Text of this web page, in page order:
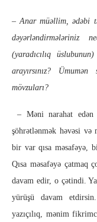
– Anar müəllim, ədəbi
dəyərləndirmələriniz
(yaradıcılıq
arayırsınız?
mövzuları?
– Məni narahat
şöhrətlənmək həvəsi
bir var qısa məsafəyə,
Qısa məsafəyə çatmaq
davam edir, o çətindi.
yürüşü davam
yazıçılıq, mənim